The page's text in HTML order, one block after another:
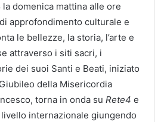
la domenica mattina alle ore
approfondimento culturale e
le bellezze, la storia, l’arte e
attraverso i siti sacri, i
dei suoi Santi e Beati, iniziato
della Misericordia
torna in onda su Rete4 e
livello internazionale giungendo